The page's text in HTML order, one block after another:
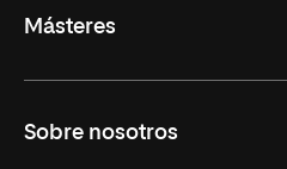
Másteres
Derecho
Sobre nosotros